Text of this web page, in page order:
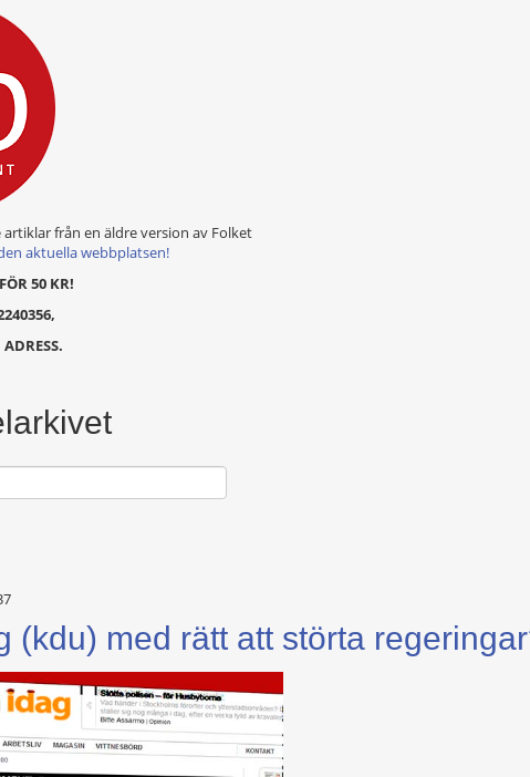
artiklar från en äldre version av Folket
aktuella webbplatsen!
50 KR!
(kdu) med rätt att störta